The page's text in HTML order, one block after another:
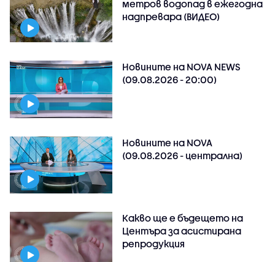
метров водопад в ежегодна
надпревара (ВИДЕО)
Новините на NOVA NEWS
(09.08.2026 - 20:00)
Новините на NOVA
(09.08.2026 - централна)
Какво ще е бъдещето на
Центъра за асистирана
репродукция